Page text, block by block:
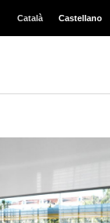
Català Castellano